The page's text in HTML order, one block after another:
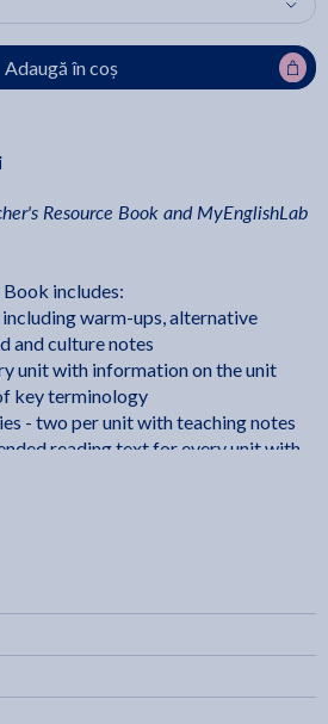
Adaugă în coș
Resource Book and MyEnglishLab
Book includes:
including warm-ups, alternative
and culture notes
unit with information on the unit
key terminology
- two per unit with teaching notes
reading text for every unit with
- useful phrases for different
includes:
learning management